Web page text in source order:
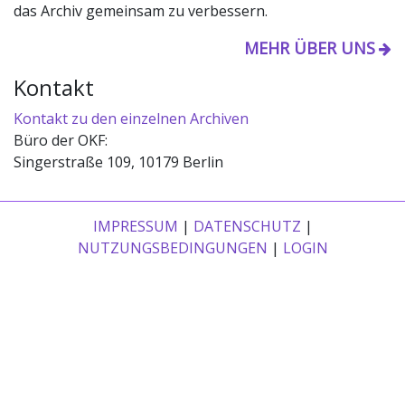
das Archiv gemeinsam zu verbessern.
MEHR ÜBER UNS
Kontakt
Kontakt zu den einzelnen Archiven
Büro der OKF:
Singerstraße 109, 10179 Berlin
IMPRESSUM | DATENSCHUTZ |
NUTZUNGSBEDINGUNGEN | LOGIN